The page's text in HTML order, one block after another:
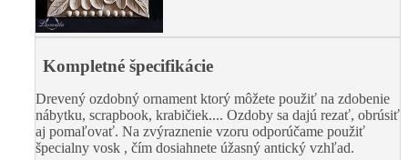
Kompletné špecifikácie
Drevený ozdobný ornament ktorý môžete použiť na zdobenie
nábytku, scrapbook, krabičiek.... Ozdoby sa dajú rezať, obrúsiť
aj pomaľovať. Na zvýraznenie vzoru odporúčame použiť
špecialny vosk , čím dosiahnete úžasný antický vzhľad.